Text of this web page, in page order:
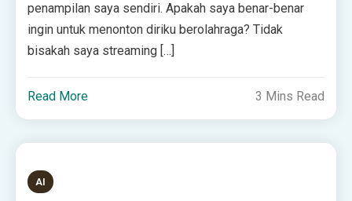
penampilan saya sendiri. Apakah saya benar-benar
ingin untuk menonton diriku berolahraga? Tidak
bisakah saya streaming […]
Read More 3 Mins Read
AI